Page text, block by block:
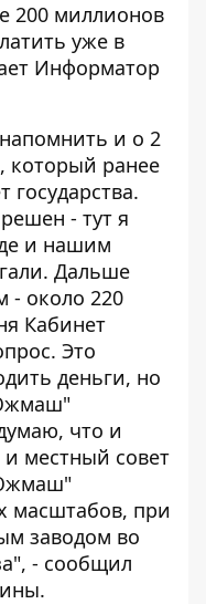
200 миллионов
уже в
Информатор
напомнить и о 2
который ранее
государства.
- тут я
и нашим
Дальше
- около 220
Кабинет
Это
деньги, но
что и
местный совет
масштабов, при
заводом во
- сообщил